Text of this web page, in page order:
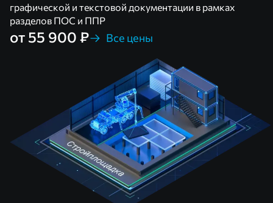
графической и текстовой документации в рамках
разделов ПОС и ППР
от 55 900 ₽ Все цены